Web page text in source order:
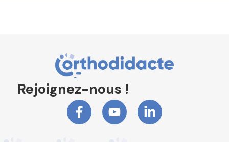
Rejoignez-nous !